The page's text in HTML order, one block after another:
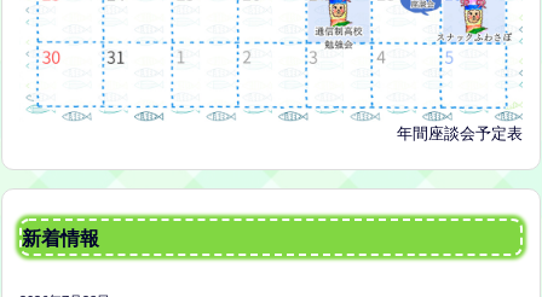
年間座談会予定表
新着情報